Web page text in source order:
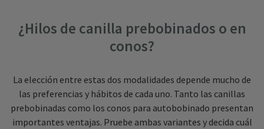
¿Hilos de canilla prebobinados o en
conos?
La elección entre estas dos modalidades depende mucho de
las preferencias y hábitos de cada uno. Tanto las canillas
prebobinadas como los conos para autobobinado presentan
importantes ventajas. Pruebe ambas variantes y decida cuál